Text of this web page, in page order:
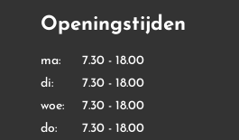
Openingstijden
ma: 7.30 - 18.00
di: 7.30 - 18.00
woe: 7.30 - 18.00
do: 7.30 - 18.00